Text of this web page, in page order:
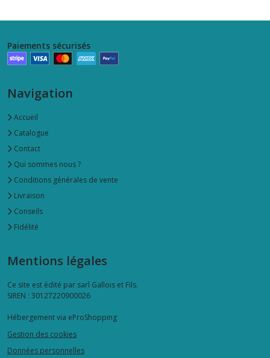
Paiements sécurisés
Navigation
Accueil
Catalogue
Contact
Qui sommes nous ?
Conditions générales de vente
Livraison
Conseils
Fidélité
Mentions légales
Ce site est édité par sarl Gallois et Fils.
SIREN : 30127220900026
Hébergement via eProShopping
Gestion des cookies
Données personnelles